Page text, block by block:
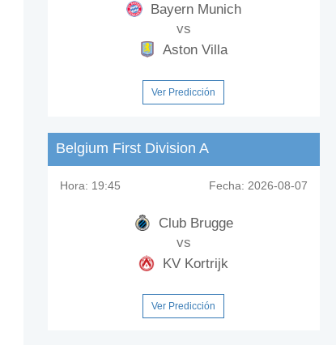
Bayern Munich
vs
Aston Villa
Ver Predicción
Belgium First Division A
Hora: 19:45 Fecha: 2026-08-07
Club Brugge
vs
KV Kortrijk
Ver Predicción